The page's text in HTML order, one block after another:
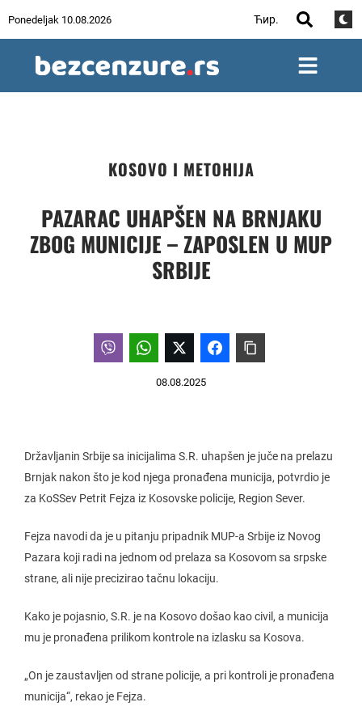
Ponedeljak 10.08.2026 Ћир.
KOSOVO I METOHIJA
PAZARAC UHAPŠEN NA BRNJAKU
ZBOG MUNICIJE – ZAPOSLEN U MUP
SRBIJE
08.08.2025
Državljanin Srbije sa inicijalima S.R. uhapšen je juče na prelazu
Brnjak nakon što je kod njega pronađena municija, potvrdio je
za KoSSev Petrit Fejza iz Kosovske policije, Region Sever.
Fejza navodi da je u pitanju pripadnik MUP-a Srbije iz Novog
Pazara koji radi na jednom od prelaza sa Kosovom sa srpske
strane, ali nije precizirao tačnu lokaciju.
Kako je pojasnio, S.R. je na Kosovo došao kao civil, a municija
mu je pronađena prilikom kontrole na izlasku sa Kosova.
„On je zaustavljen od strane policije, a pri kontroli je pronađena
municija“, rekao je Fejza.